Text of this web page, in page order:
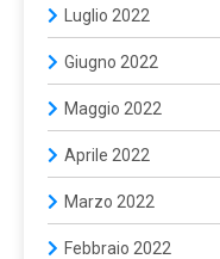
Luglio 2022
Giugno 2022
Maggio 2022
Aprile 2022
Marzo 2022
Febbraio 2022